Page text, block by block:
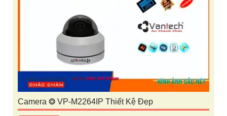
Camera ❂ VP-M2264IP Thiết Kệ Đẹp